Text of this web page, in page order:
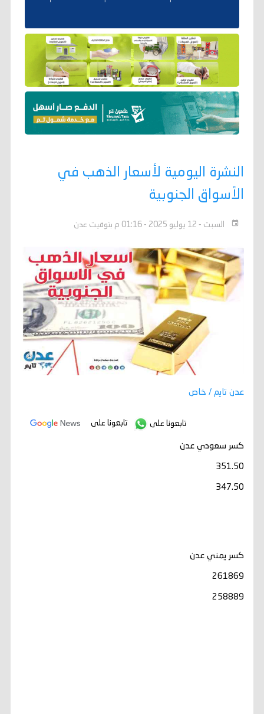
النشرة اليومية لأسعار الذهب في
الأسواق الجنوبية
السبت - 12 يوليو 2025 - 01:16 م بتوقيت عدن
عدن تايم / خاص
تابعونا على تابعونا على
كسر سعودي عدن
351.50
347.50
كسر يمني عدن
261869
258889